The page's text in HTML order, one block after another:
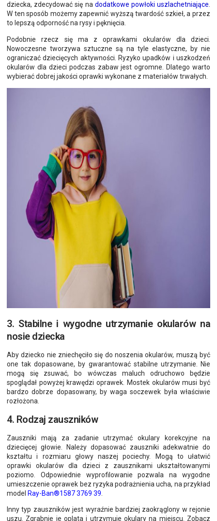
dziecka, zdecydować się na dodatkowe powłoki uszlachetniające
W ten sposób możemy zapewnić wyższą twardość szkieł, a przez
to lepszą odporność na rysy i pęknięcia.
Podobnie rzecz się ma z oprawkami okularów dla dzieci.
Nowoczesne tworzywa sztuczne są na tyle elastyczne, by nie
ograniczać dziecięcych aktywności. Ryzyko upadków i uszkodzeń
okularów dla dzieci podczas zabaw jest ogromne. Dlatego warto
wybierać dobrej jakości oprawki wykonane z materiałów trwałych.
3. Stabilne i wygodne utrzymanie okularów na
nosie dziecka
Aby dziecko nie zniechęciło się do noszenia okularów, muszą być
one tak dopasowane, by gwarantować stabilne utrzymanie. Nie
mogą się zsuwać, bo wówczas maluch odruchowo będzie
spoglądał powyżej krawędzi oprawek. Mostek okularów musi być
bardzo dobrze dopasowany, by waga soczewek była właściwie
rozłożona.
4. Rodzaj zauszników
Zauszniki mają za zadanie utrzymać okulary korekcyjne na
dziecięcej głowie. Należy dopasować zauszniki adekwatnie do
kształtu i rozmiaru głowy naszej pociechy. Mogą to ułatwić
oprawki okularów dla dzieci z zausznikami ukształtowanymi
poziomo. Odpowiednie wyprofilowanie pozwala na wygodne
umieszczenie oprawek bez ryzyka podrażnienia ucha, na przykład
model Ray-Ban®1587 3769 39
Inny typ zauszników jest wyraźnie bardziej zaokrąglony w rejonie
uszu. Zgrabnie je oplata i utrzymuje okulary na miejscu. Zobacz